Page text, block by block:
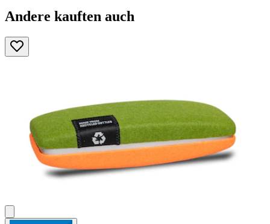
Andere kauften auch